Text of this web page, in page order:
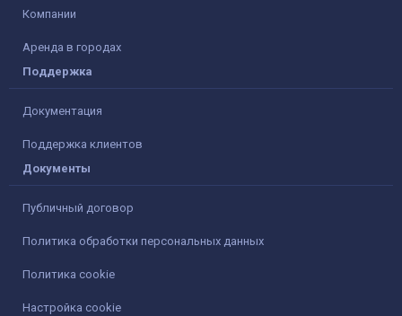
Компании
Аренда в городах
Поддержка
Документация
Поддержка клиентов
Документы
Публичный договор
Политика обработки персональных данных
Политика cookie
Настройка cookie